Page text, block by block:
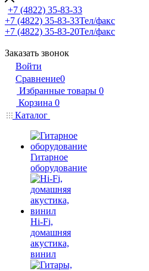
+7 (4822) 35-83-33
+7 (4822) 35-83-33Тел/факс
+7 (4822) 35-83-20Тел/факс
Заказать звонок
Войти
Сравнение0
Избранные товары 0
Корзина 0
Каталог
Гитарное
оборудование
Hi-Fi,
домашняя
акустика,
винил